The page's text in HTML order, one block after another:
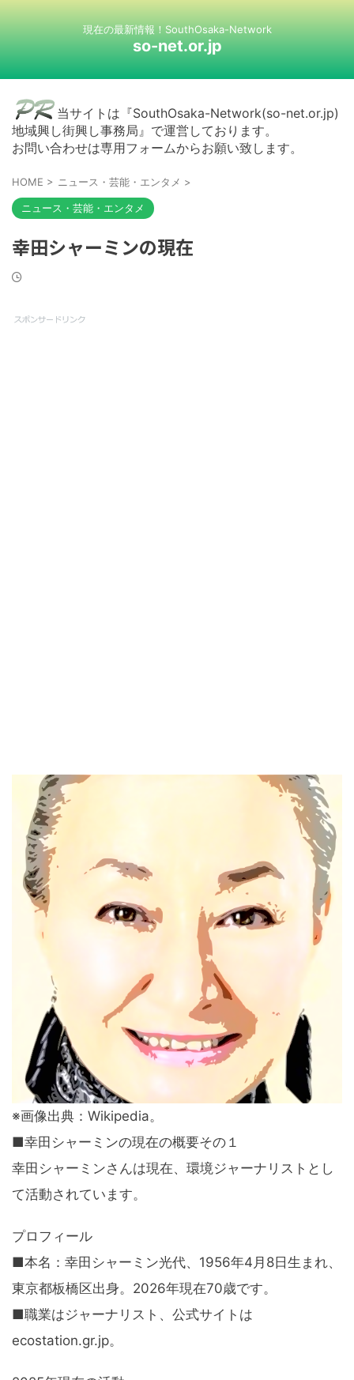
現在の最新情報！SouthOsaka-Network
so-net.or.jp
当サイトは『SouthOsaka-Network(so-net.or.jp)
地域興し街興し事務局』で運営しております。
お問い合わせは専用フォームからお願い致します。
HOME > ニュース・芸能・エンタメ >
ニュース・芸能・エンタメ
幸田シャーミンの現在
※画像出典：Wikipedia。
■幸田シャーミンの現在の概要その１
幸田シャーミンさんは現在、環境ジャーナリストとし
て活動されています。
プロフィール
■本名：幸田シャーミン光代、1956年4月8日生まれ、
東京都板橋区出身。2026年現在70歳です。
■職業はジャーナリスト、公式サイトは
ecostation.gr.jp。